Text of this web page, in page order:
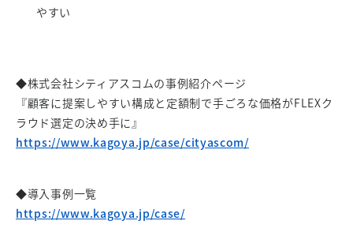
やすい
◆株式会社シティアスコムの事例紹介ページ
『顧客に提案しやすい構成と定額制で手ごろな価格がFLEXク
ラウド選定の決め手に』
https://www.kagoya.jp/case/cityascom/
◆導入事例一覧
https://www.kagoya.jp/case/